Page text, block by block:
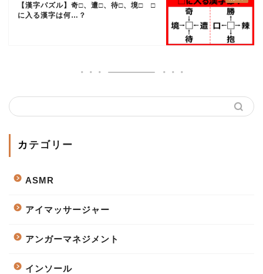
【漢字パズル】奇□、遭□、待□、境□ □
に入る漢字は何…？
カテゴリー
ASMR
アイマッサージャー
アンガーマネジメント
インソール